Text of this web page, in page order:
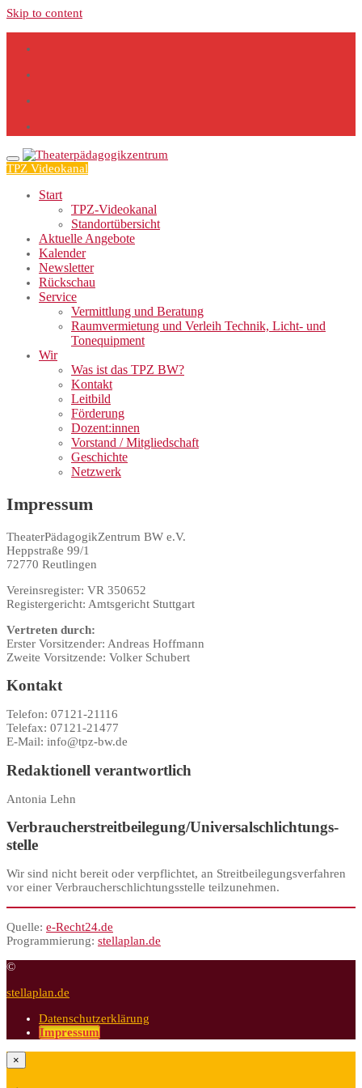
Skip to content
TPZ Videokanal
Start
TPZ-Videokanal
Standortübersicht
Aktuelle Angebote
Kalender
Newsletter
Rückschau
Service
Vermittlung und Beratung
Raumvermietung und Verleih Technik, Licht- und
Tonequipment
Wir
Was ist das TPZ BW?
Kontakt
Leitbild
Förderung
Dozent:innen
Vorstand / Mitgliedschaft
Geschichte
Netzwerk
Impressum
TheaterPädagogikZentrum BW e.V.
Heppstraße 99/1
72770 Reutlingen
Vereinsregister: VR 350652
Registergericht: Amtsgericht Stuttgart
Vertreten durch:
Erster Vorsitzender: Andreas Hoffmann
Zweite Vorsitzende: Volker Schubert
Kontakt
Telefon: 07121-21116
Telefax: 07121-21477
E-Mail: info@tpz-bw.de
Redaktionell verantwortlich
Antonia Lehn
Verbraucher­streit­beilegung/Universal­schlichtungs­
stelle
Wir sind nicht bereit oder verpflichtet, an Streitbeilegungsverfahren
vor einer Verbraucherschlichtungsstelle teilzunehmen.
Quelle: e-Recht24.de
Programmierung: stellaplan.de
©
stellaplan.de
Datenschutzerklärung
Impressum
×